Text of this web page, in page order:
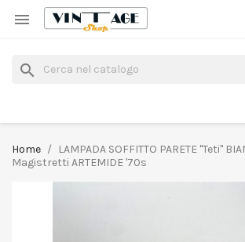

search
Home
LAMPADA SOFFITTO PARETE "Teti"
Magistretti ARTEMIDE '70s